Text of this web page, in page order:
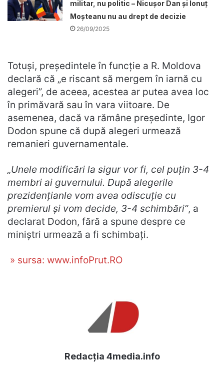
militar, nu politic – Nicușor Dan și Ionuț
Moșteanu nu au drept de decizie
26/09/2025
Totuşi, președintele în funcție a R. Moldova
declară că „e riscant să mergem în iarnă cu
alegeri”, de aceea, acestea ar putea avea loc
în primăvară sau în vara viitoare. De
asemenea, dacă va rămâne preşedinte, Igor
Dodon spune că după alegeri urmează
remanieri guvernamentale.
„Unele modificări la sigur vor fi, cel puţin 3-4
membri ai guvernului. După alegerile
prezidenţianle vom avea odiscuţie cu
premierul şi vom decide, 3-4 schimbări”, a
declarat Dodon, fără a spune despre ce
miniştri urmează a fi schimbaţi.
» sursa: www.infoPrut.RO
Redacția 4media.info